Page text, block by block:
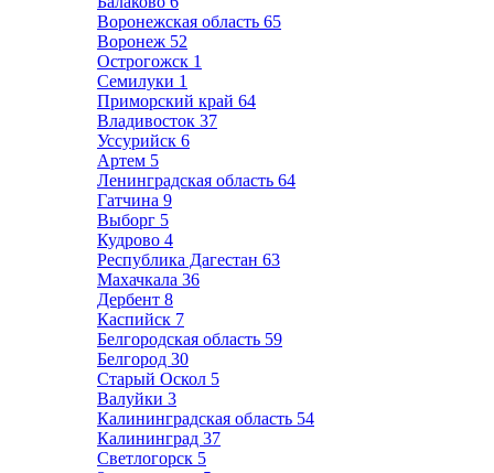
Воронежская область 65
Воронеж 52
Острогожск 1
Семилуки 1
Приморский край 64
Владивосток 37
Уссурийск 6
Артем 5
Ленинградская область 64
Гатчина 9
Выборг 5
Кудрово 4
Республика Дагестан 63
Махачкала 36
Дербент 8
Каспийск 7
Белгородская область 59
Белгород 30
Старый Оскол 5
Валуйки 3
Калининградская область 54
Калининград 37
Светлогорск 5